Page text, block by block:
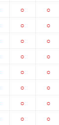
○
○
○
○
○
○
○
○
○
○
○
○
○
○
○
○